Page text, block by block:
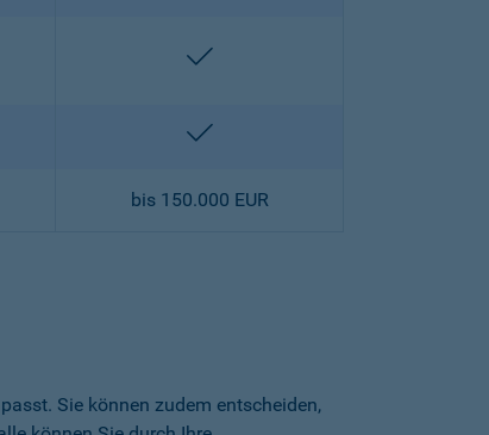
enthalten
enthalten
bis 150.000 EUR
Sie können zudem entscheiden,